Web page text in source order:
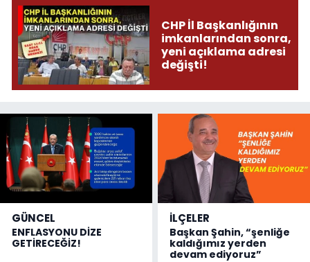
CHP İl Başkanlığının
imkanlarından sonra,
yeni açıklama adresi
değişti!
GÜNCEL
ENFLASYONU DİZE
GETİRECEĞİZ!
İLÇELER
Başkan Şahin, “şenliğe
kaldığımız yerden
devam ediyoruz”